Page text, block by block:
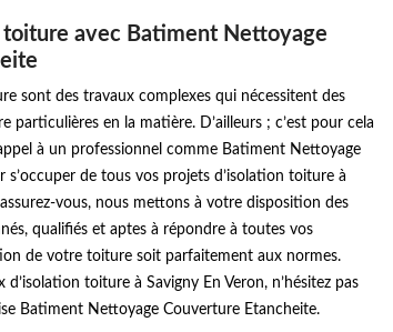
toiture avec Batiment Nettoyage
sont des travaux complexes qui nécessitent des
particulières en la matière. D’ailleurs ; c’est pour cela
à un professionnel comme Batiment Nettoyage
de tous vos projets d’isolation toiture à
vous, nous mettons à votre disposition des
qualifiés et aptes à répondre à toutes vos
de votre toiture soit parfaitement aux normes.
toiture à Savigny En Veron, n’hésitez pas
Batiment Nettoyage Couverture Etancheite.